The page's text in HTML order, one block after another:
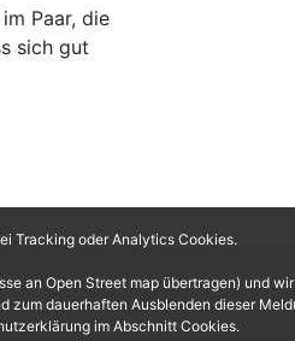
Paar, die
sich gut
Tracking oder Analytics Cookies.
an Open Street map übertragen) und
zum dauerhaften Ausblenden dieser
im Abschnitt Cookies.